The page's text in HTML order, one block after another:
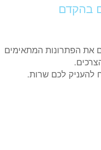
בהקדם
את הפתרונות המתאימים
להעניק לכם שרות.